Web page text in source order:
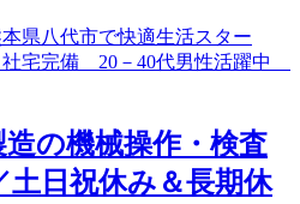
の機械操作・検査
土日祝休み＆長期休